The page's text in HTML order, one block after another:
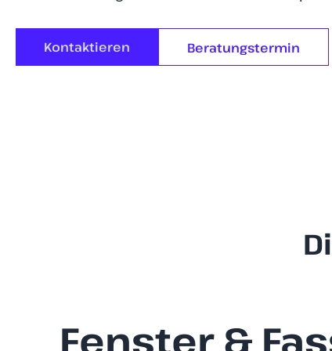
Kontaktieren Beratungstermin
Fenster &